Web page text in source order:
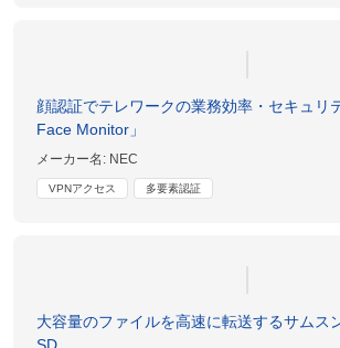
顔認証でテレワークの業務効率・セキュリ
Face Monitor」
メーカー名: NEC
VPNアクセス 多要素認証
大容量のファイルを高速に転送するサムス